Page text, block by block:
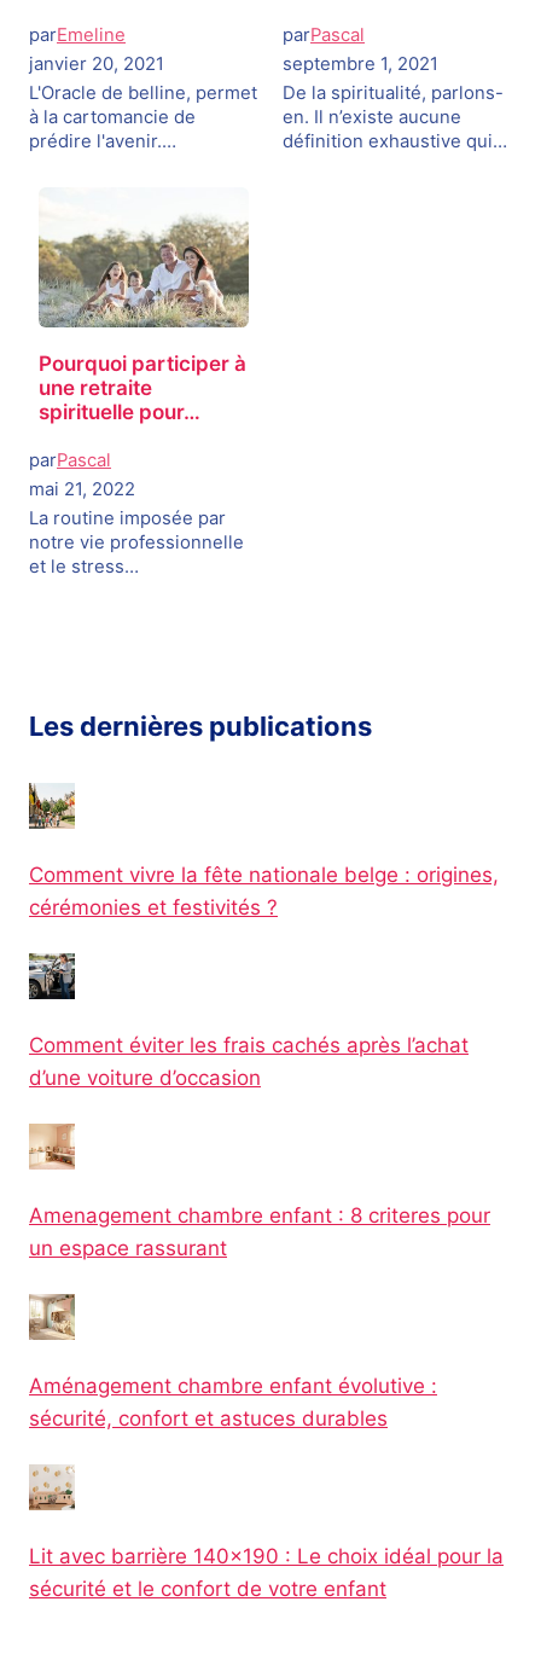
parEmeline
janvier 20, 2021
L'Oracle de belline, permet
à la cartomancie de
prédire l'avenir.…
parPascal
septembre 1, 2021
De la spiritualité, parlons-
en. Il n’existe aucune
définition exhaustive qui…
Pourquoi participer à
une retraite
spirituelle pour…
parPascal
mai 21, 2022
La routine imposée par
notre vie professionnelle
et le stress…
Les dernières publications
Comment vivre la fête nationale belge : origines,
cérémonies et festivités ?
Comment éviter les frais cachés après l’achat
d’une voiture d’occasion
Amenagement chambre enfant : 8 criteres pour
un espace rassurant
Aménagement chambre enfant évolutive :
sécurité, confort et astuces durables
Lit avec barrière 140×190 : Le choix idéal pour la
sécurité et le confort de votre enfant